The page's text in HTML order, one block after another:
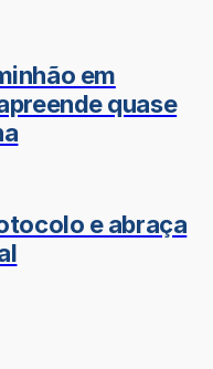
em
quase
e abraça